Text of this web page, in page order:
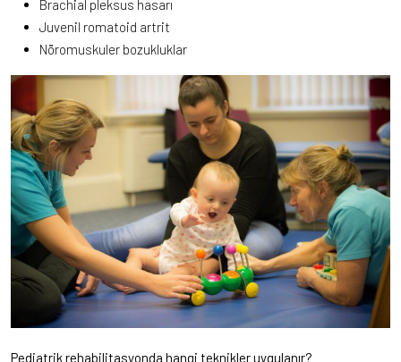
Brachial pleksus hasarı
Juvenil romatoid artrit
Nöromuskuler bozukluklar
Pediatrik rehabilitasyonda hangi teknikler uygulanır?